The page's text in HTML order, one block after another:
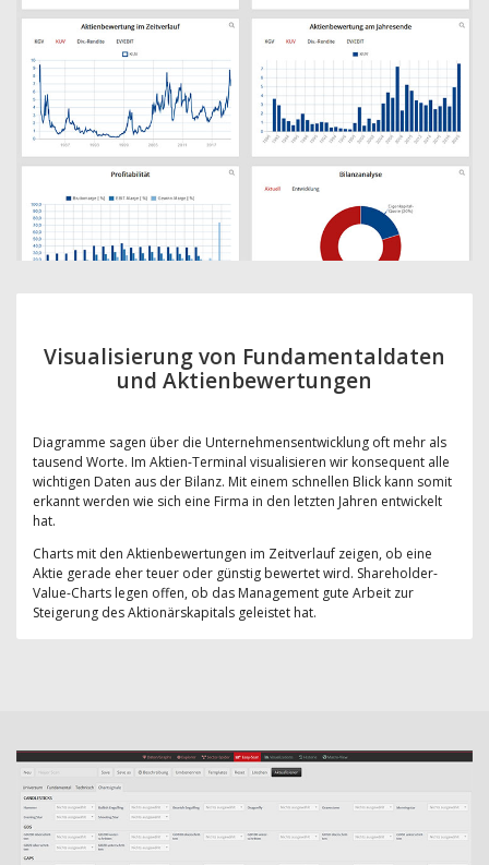
Visualisierung von Fundamentaldaten
und Aktienbewertungen
Diagramme sagen über die Unternehmensentwicklung oft mehr als
tausend Worte. Im Aktien-Terminal visualisieren wir konsequent alle
wichtigen Daten aus der Bilanz. Mit einem schnellen Blick kann somit
erkannt werden wie sich eine Firma in den letzten Jahren entwickelt
hat.
Charts mit den Aktienbewertungen im Zeitverlauf zeigen, ob eine
Aktie gerade eher teuer oder günstig bewertet wird. Shareholder-
Value-Charts legen offen, ob das Management gute Arbeit zur
Steigerung des Aktionärskapitals geleistet hat.